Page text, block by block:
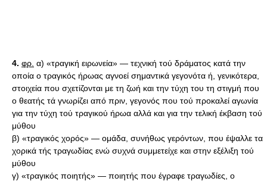
4. φρ. α) «τραγική ειρωνεία» — τεχνική τού δράματος κατά την
οποία ο τραγικός ήρωας αγνοεί σημαντικά γεγονότα ή, γενικότερα,
στοιχεία που σχετίζονται με τη ζωή και την τύχη του τη στιγμή που
ο θεατής τά γνωρίζει από πριν, γεγονός που τού προκαλεί αγωνία
για την τύχη τού τραγικού ήρωα αλλά και για την τελική έκβαση τού
μύθου
β) «τραγικός χορός» — ομάδα, συνήθως γερόντων, που έψαλλε τα
χορικά τής τραγωδίας ενώ συχνά συμμετείχε και στην εξέλιξη τού
μύθου
γ) «τραγικός ποιητής» — ποιητής που έγραφε τραγωδίες, ο